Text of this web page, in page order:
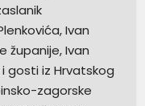
Ivan
županije, Ivan
gosti iz Hrvatskog
zagorske